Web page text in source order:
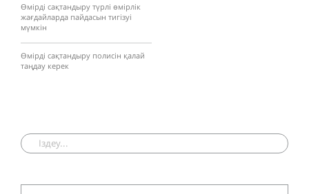
Өмірді сақтандыру түрлі өмірлік
жағдайларда пайдасын тигізуі
мүмкін
Өмірді сақтандыру полисін қалай
таңдау керек